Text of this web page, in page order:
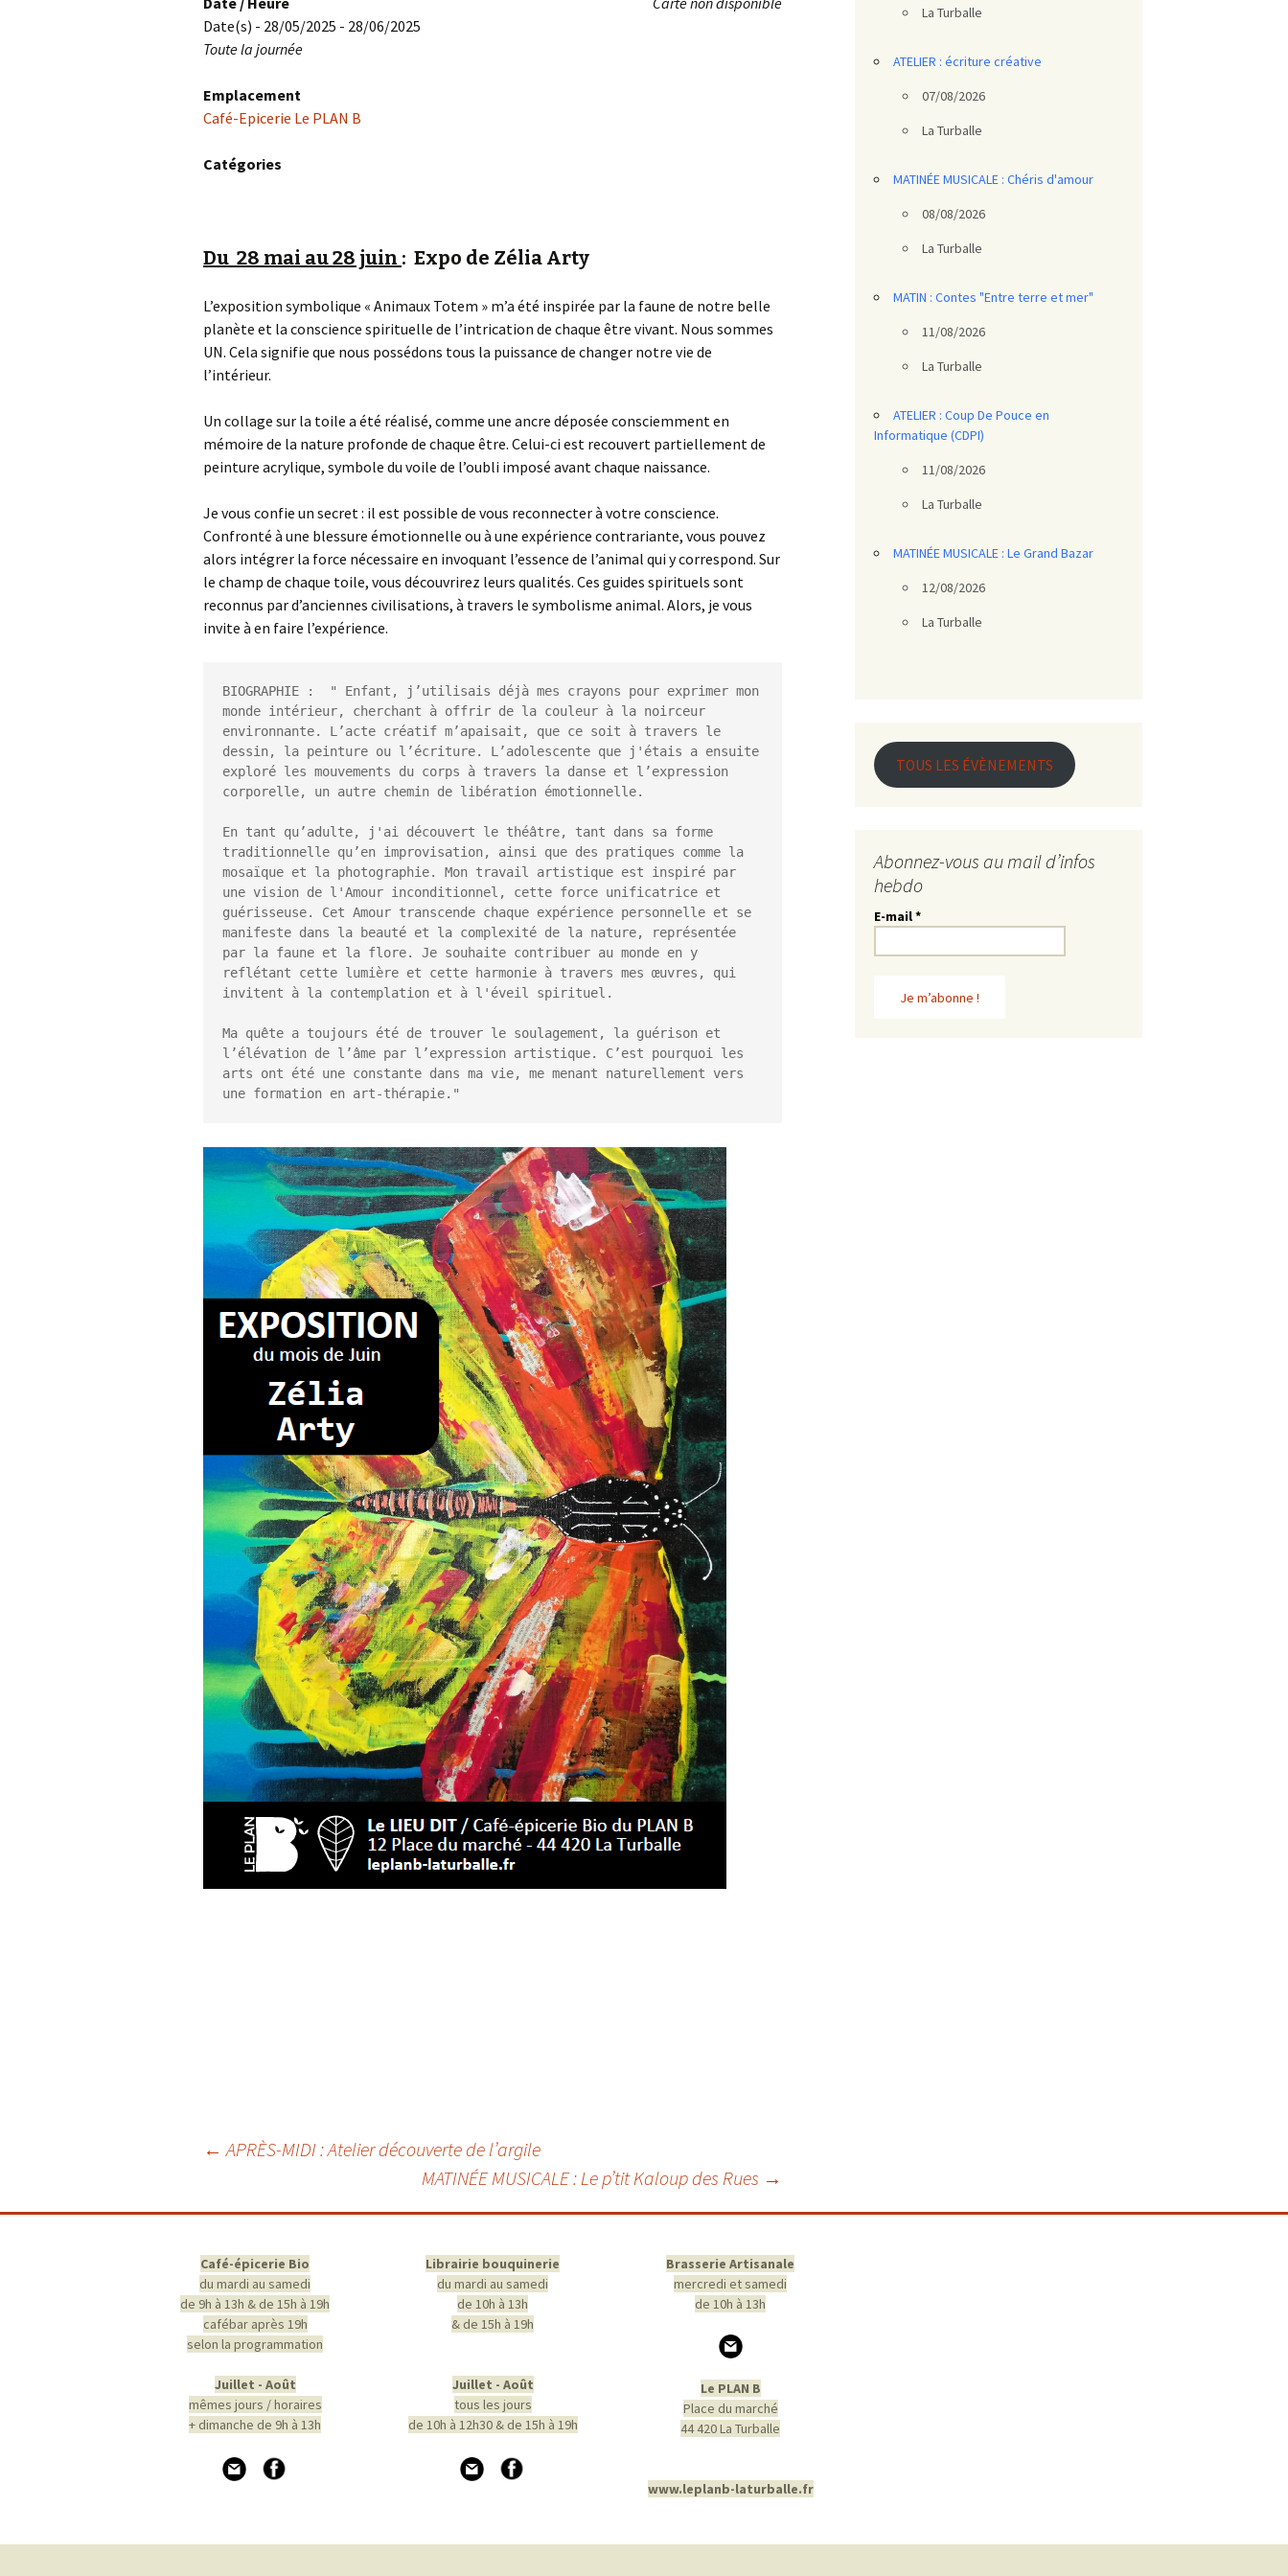
Date(s) - 28/05/2025 - 28/06/2025
Toute la journée
Emplacement
Café-Epicerie Le PLAN B
Catégories
Du 28 mai au 28 juin : Expo de Zélia Arty
L’exposition symbolique « Animaux Totem » m’a été inspirée par la faune de notre belle
planète et la conscience spirituelle de l’intrication de chaque être vivant. Nous sommes
UN. Cela signifie que nous possédons tous la puissance de changer notre vie de
l’intérieur.
Un collage sur la toile a été réalisé, comme une ancre déposée consciemment en
mémoire de la nature profonde de chaque être. Celui-ci est recouvert partiellement de
peinture acrylique, symbole du voile de l’oubli imposé avant chaque naissance.
Je vous confie un secret : il est possible de vous reconnecter à votre conscience.
Confronté à une blessure émotionnelle ou à une expérience contrariante, vous pouvez
alors intégrer la force nécessaire en invoquant l’essence de l’animal qui y correspond. Sur
le champ de chaque toile, vous découvrirez leurs qualités. Ces guides spirituels sont
reconnus par d’anciennes civilisations, à travers le symbolisme animal. Alors, je vous
invite à en faire l’expérience.
BIOGRAPHIE :  " Enfant, j’utilisais déjà mes crayons pour exprimer mon
monde intérieur, cherchant à offrir de la couleur à la noirceur
environnante. L’acte créatif m’apaisait, que ce soit à travers le
dessin, la peinture ou l’écriture. L’adolescente que j'étais a ensuite
exploré les mouvements du corps à travers la danse et l’expression
corporelle, un autre chemin de libération émotionnelle.
En tant qu’adulte, j'ai découvert le théâtre, tant dans sa forme
traditionnelle qu’en improvisation, ainsi que des pratiques comme la
mosaïque et la photographie. Mon travail artistique est inspiré par
une vision de l'Amour inconditionnel, cette force unificatrice et
guérisseuse. Cet Amour transcende chaque expérience personnelle et se
manifeste dans la beauté et la complexité de la nature, représentée
par la faune et la flore. Je souhaite contribuer au monde en y
reflétant cette lumière et cette harmonie à travers mes œuvres, qui
invitent à la contemplation et à l'éveil spirituel.
Ma quête a toujours été de trouver le soulagement, la guérison et
l’élévation de l’âme par l’expression artistique. C’est pourquoi les
arts ont été une constante dans ma vie, me menant naturellement vers
une formation en art-thérapie."
← APRÈS-MIDI : Atelier découverte de l’argile
MATINÉE MUSICALE : Le p’tit Kaloup des Rues →
La Turballe
ATELIER : écriture créative
07/08/2026
La Turballe
MATINÉE MUSICALE : Chéris d'amour
08/08/2026
La Turballe
MATIN : Contes "Entre terre et mer"
11/08/2026
La Turballe
ATELIER : Coup De Pouce en
Informatique (CDPI)
11/08/2026
La Turballe
MATINÉE MUSICALE : Le Grand Bazar
12/08/2026
La Turballe
TOUS LES ÉVÈNEMENTS
Abonnez-vous au mail d’infos
hebdo
E-mail*
Café-épicerie Bio
du mardi au samedi
de 9h à 13h & de 15h à 19h
cafébar après 19h
selon la programmation
Juillet - Août
mêmes jours / horaires
+ dimanche de 9h à 13h
Librairie bouquinerie
du mardi au samedi
de 10h à 13h
& de 15h à 19h
Juillet - Août
tous les jours
de 10h à 12h30 & de 15h à 19h
Brasserie Artisanale
mercredi et samedi
de 10h à 13h
Le PLAN B
Place du marché
44 420 La Turballe
www.leplanb-laturballe.fr